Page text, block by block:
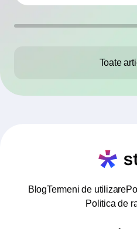
adunat TOP-10 greșeli
Toate
BlogTermeni de utilizare
Politica de